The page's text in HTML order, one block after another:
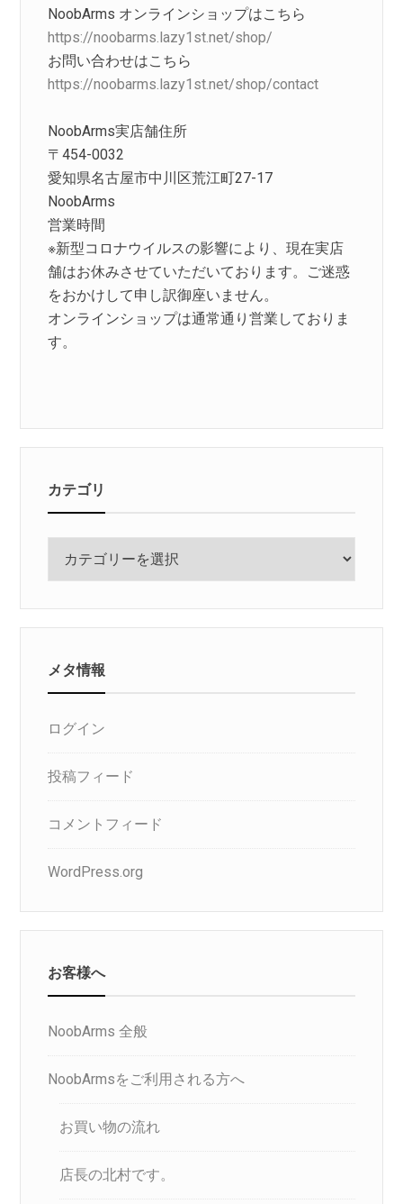
NoobArms オンラインショップはこちら
https://noobarms.lazy1st.net/shop/
お問い合わせはこちら
https://noobarms.lazy1st.net/shop/contact
NoobArms実店舗住所
〒454-0032
愛知県名古屋市中川区荒江町27-17
NoobArms
営業時間
※新型コロナウイルスの影響により、現在実店
舗はお休みさせていただいております。ご迷惑
をおかけして申し訳御座いません。
オンラインショップは通常通り営業しておりま
す。
カテゴリ
メタ情報
ログイン
投稿フィード
コメントフィード
WordPress.org
お客様へ
NoobArms 全般
NoobArmsをご利用される方へ
お買い物の流れ
店長の北村です。